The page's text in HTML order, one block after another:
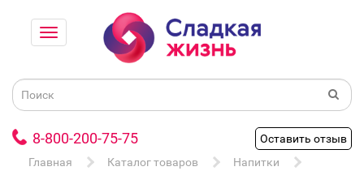
8-800-200-75-75
Оставить отзыв
Главная
Каталог товаров
Напитки